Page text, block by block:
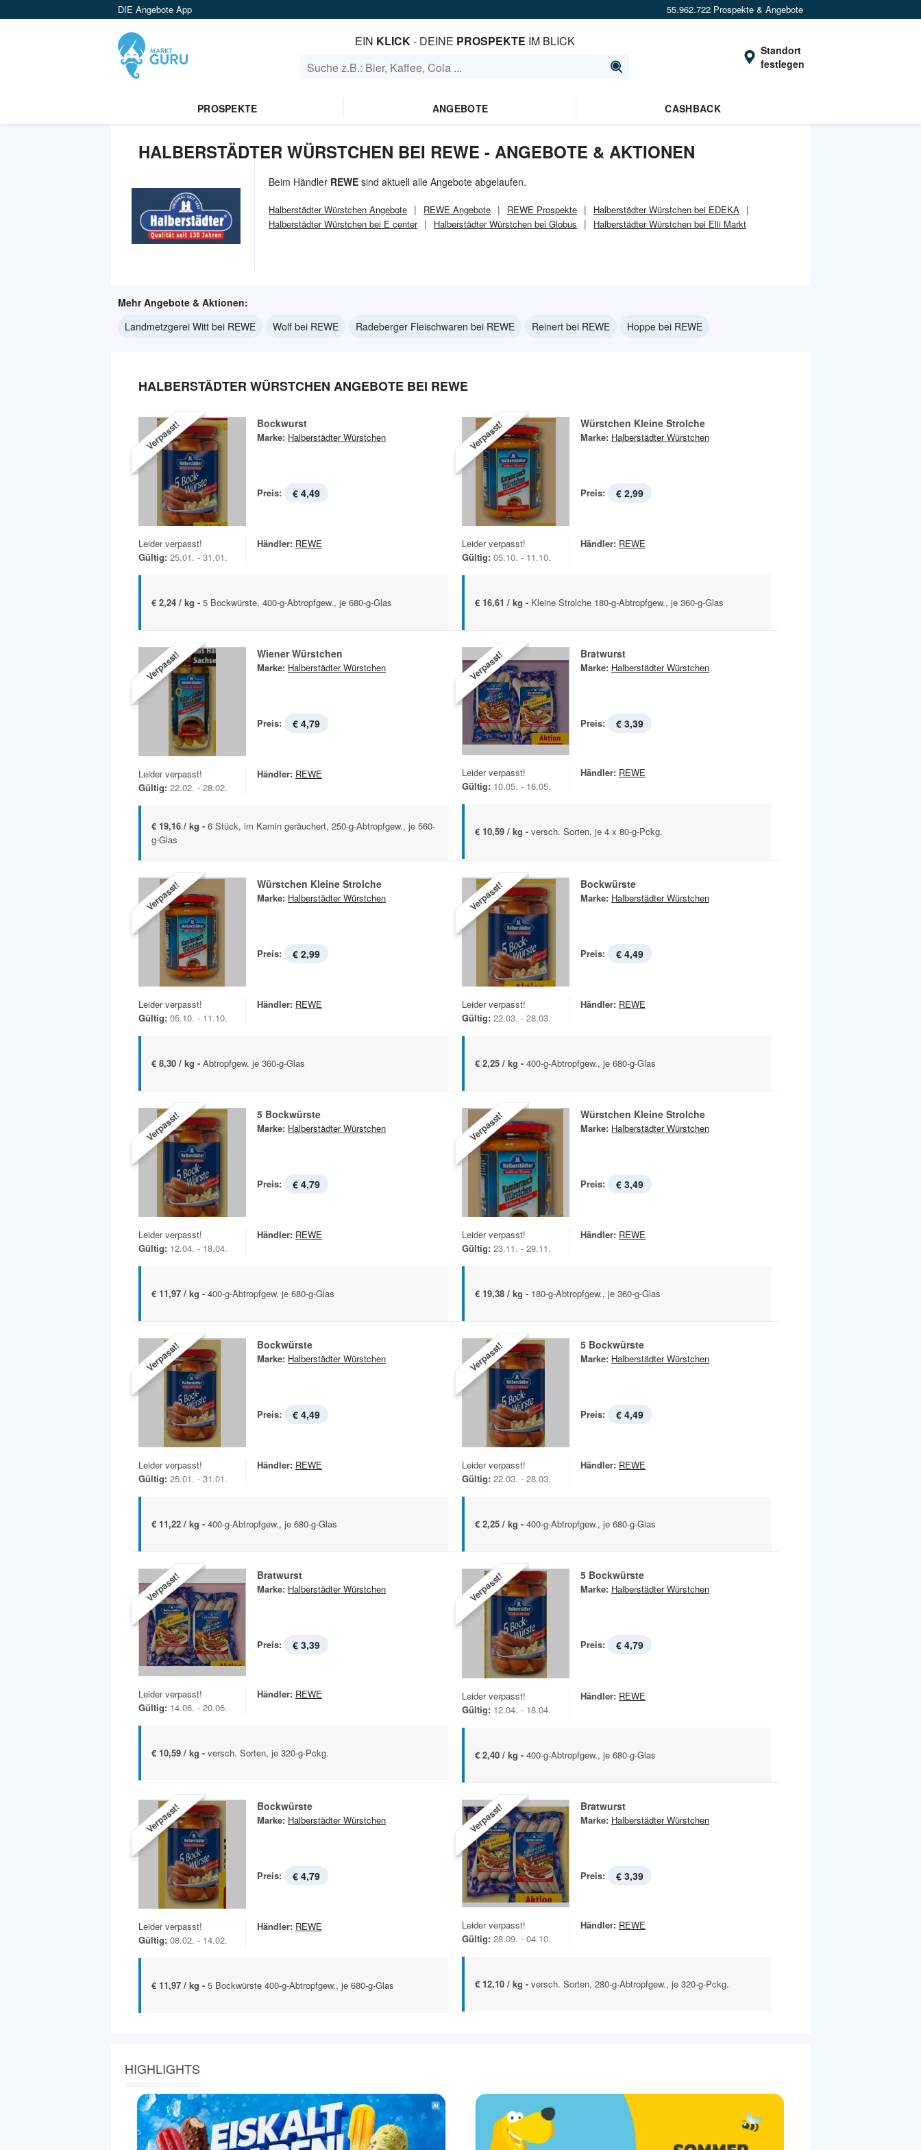
DIE Angebote App 55.962.722 Prospekte & Angebote
EIN KLICK- DEINE PROSPEKTE IM BLICK
Standort
festlegen
PROSPEKTE ANGEBOTE CASHBACK
HALBERSTÄDTER WÜRSTCHEN BEI REWE - ANGEBOTE & AKTIONEN
Beim Händler REWE sind aktuell alle Angebote abgelaufen.
Halberstädter Würstchen Angebote REWE Angebote REWE Prospekte
Halberstädter Würstchen bei EDEKA
Halberstädter Würstchen bei E center
Halberstädter Würstchen bei Globus Halberstädter Würstchen bei Elli Markt
Mehr Angebote & Aktionen:
Landmetzgerei Witt bei REWE
Wolf bei REWE Radeberger Fleischwaren bei REWE Reinert bei REWE Hoppe bei REWE
HALBERSTÄDTER WÜRSTCHEN ANGEBOTE BEI REWE
Verpasst! Bockwurst
Marke: Halberstädter Würstchen
Preis: € 4,49
Leider verpasst!
Gültig: 25.01. - 31.01.
Händler: REWE
€ 2,24 / kg - 5 Bockwürste, 400-g-Abtropfgew., je 680-g-Glas
Verpasst! Würstchen Kleine Strolche
Marke: Halberstädter Würstchen
Preis: € 2,99
Leider verpasst!
Gültig: 05.10. - 11.10.
Händler: REWE
€ 16,61 / kg - Kleine Strolche 180-g-Abtropfgew., je 360-g-Glas
Verpasst! Wiener Würstchen
Marke: Halberstädter Würstchen
Preis: € 4,79
Leider verpasst!
Gültig: 22.02. - 28.02.
Händler: REWE
€ 19,16 / kg - 6 Stück, im Kamin geräuchert, 250-g-Abtropfgew., je 560-
g-Glas
Verpasst! Bratwurst
Marke: Halberstädter Würstchen
Preis: € 3,39
Leider verpasst!
Gültig: 10.05. - 16.05.
Händler: REWE
€ 10,59 / kg - versch. Sorten, je 4 x 80-g-Pckg.
Verpasst! Würstchen Kleine Strolche
Marke: Halberstädter Würstchen
Preis: € 2,99
Leider verpasst!
Gültig: 05.10. - 11.10.
Händler: REWE
€ 8,30 / kg - Abtropfgew. je 360-g-Glas
Verpasst! Bockwürste
Marke: Halberstädter Würstchen
Preis: € 4,49
Leider verpasst!
Gültig: 22.03. - 28.03.
Händler: REWE
€ 2,25 / kg - 400-g-Abtropfgew., je 680-g-Glas
Verpasst! 5 Bockwürste
Marke: Halberstädter Würstchen
Preis: € 4,79
Leider verpasst!
Gültig: 12.04. - 18.04.
Händler: REWE
€ 11,97 / kg - 400-g-Abtropfgew. je 680-g-Glas
Verpasst! Würstchen Kleine Strolche
Marke: Halberstädter Würstchen
Preis: € 3,49
Leider verpasst!
Gültig: 23.11. - 29.11.
Händler: REWE
€ 19,38 / kg - 180-g-Abtropfgew., je 360-g-Glas
Verpasst! Bockwürste
Marke: Halberstädter Würstchen
Preis: € 4,49
Leider verpasst!
Gültig: 25.01. - 31.01.
Händler: REWE
€ 11,22 / kg - 400-g-Abtropfgew., je 680-g-Glas
Verpasst! 5 Bockwürste
Marke: Halberstädter Würstchen
Preis: € 4,49
Leider verpasst!
Gültig: 22.03. - 28.03.
Händler: REWE
€ 2,25 / kg - 400-g-Abtropfgew., je 680-g-Glas
Verpasst! Bratwurst
Marke: Halberstädter Würstchen
Preis: € 3,39
Leider verpasst!
Gültig: 14.06. - 20.06.
Händler: REWE
€ 10,59 / kg - versch. Sorten, je 320-g-Pckg.
Verpasst! 5 Bockwürste
Marke: Halberstädter Würstchen
Preis: € 4,79
Leider verpasst!
Gültig: 12.04. - 18.04.
Händler: REWE
€ 2,40 / kg - 400-g-Abtropfgew., je 680-g-Glas
Verpasst! Bockwürste
Marke: Halberstädter Würstchen
Preis: € 4,79
Leider verpasst!
Gültig: 08.02. - 14.02.
Händler: REWE
€ 11,97 / kg - 5 Bockwürste 400-g-Abtropfgew., je 680-g-Glas
Verpasst! Bratwurst
Marke: Halberstädter Würstchen
Preis: € 3,39
Leider verpasst!
Gültig: 28.09. - 04.10.
Händler: REWE
€ 12,10 / kg - versch. Sorten, 280-g-Abtropfgew., je 320-g-Pckg.
HIGHLIGHTS